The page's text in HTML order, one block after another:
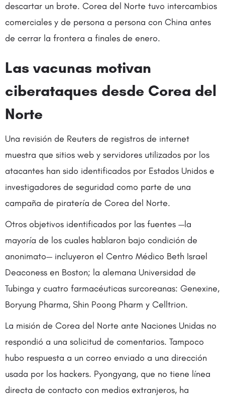
descartar un brote. Corea del Norte tuvo intercambios
comerciales y de persona a persona con China antes
de cerrar la frontera a finales de enero.
Las vacunas motivan
ciberataques desde Corea del
Norte
Una revisión de Reuters de registros de internet
muestra que sitios web y servidores utilizados por los
atacantes han sido identificados por Estados Unidos e
investigadores de seguridad como parte de una
campaña de piratería de Corea del Norte.
Otros objetivos identificados por las fuentes —la
mayoría de los cuales hablaron bajo condición de
anonimato— incluyeron el Centro Médico Beth Israel
Deaconess en Boston; la alemana Universidad de
Tubinga y cuatro farmacéuticas surcoreanas: Genexine,
Boryung Pharma, Shin Poong Pharm y Celltrion.
La misión de Corea del Norte ante Naciones Unidas no
respondió a una solicitud de comentarios. Tampoco
hubo respuesta a un correo enviado a una dirección
usada por los hackers. Pyongyang, que no tiene línea
directa de contacto con medios extranjeros, ha